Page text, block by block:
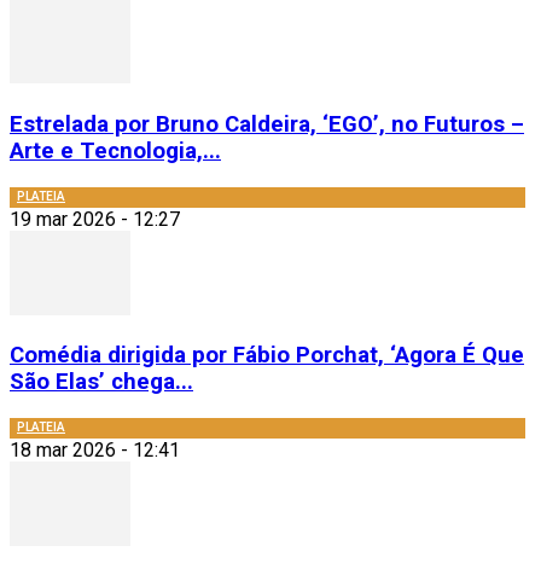
Estrelada por Bruno Caldeira, ‘EGO’, no Futuros –
Arte e Tecnologia,...
PLATEIA
19 mar 2026 - 12:27
Comédia dirigida por Fábio Porchat, ‘Agora É Que
São Elas’ chega...
PLATEIA
18 mar 2026 - 12:41